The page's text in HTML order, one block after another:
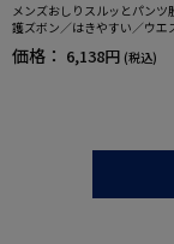
メンズおしりスルッとパンツ
護ズボン／はきやすい／ウエ
の日／ギフト／プレゼント【
価格： 6,138円 (税込)